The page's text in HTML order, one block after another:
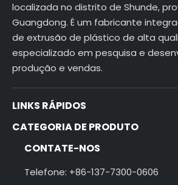
localizada no distrito de Shunde,
Guangdong. É um fabricante
de extrusão de plástico de alta
especializado em pesquisa e
produção e vendas.
LINKS RÁPIDOS
CATEGORIA DE PRODUTO
CONTATE-NOS
Telefone: +86-137-7300-0606